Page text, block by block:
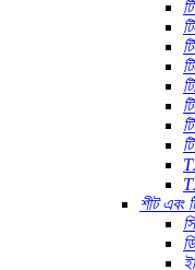
শীট এবং